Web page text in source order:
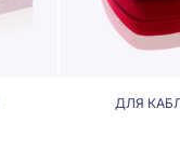
ДЛЯ